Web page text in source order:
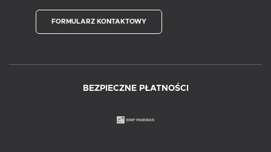
FORMULARZ KONTAKTOWY
BEZPIECZNE PŁATNOŚCI